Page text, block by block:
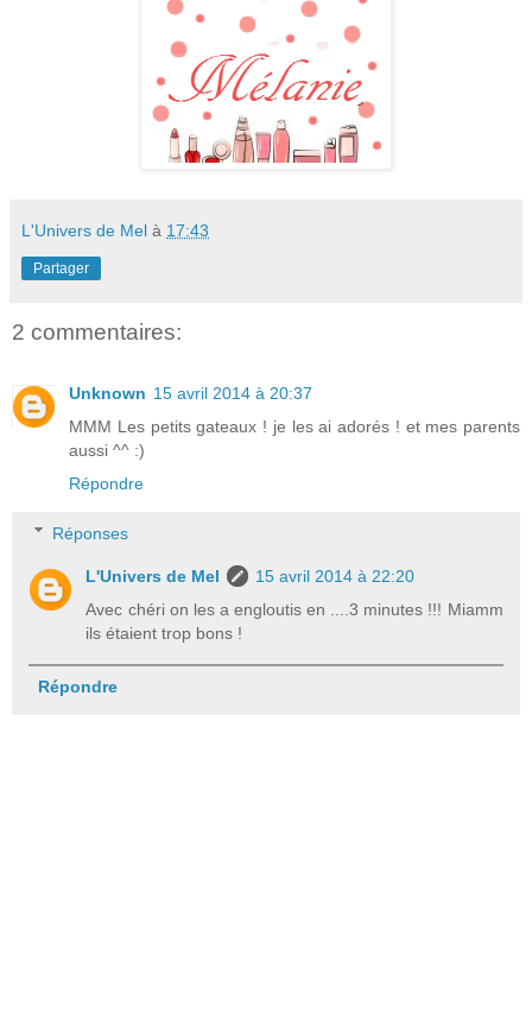
L'Univers de Mel à 17:43
Partager
2 commentaires:
Unknown 15 avril 2014 à 20:37
MMM Les petits gateaux ! je les ai adorés ! et mes parents
aussi ^^ :)
Répondre
Réponses
L'Univers de Mel
15 avril 2014 à 22:20
Avec chéri on les a engloutis en ....3 minutes !!! Miamm
ils étaient trop bons !
Répondre